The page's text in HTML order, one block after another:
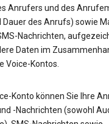
Anrufers und des
Dauer des Anrufs) sowie
Nachrichten,
Daten im
Voice-Kontos.
Konto können Sie Ihre
-Nachrichten (sowohl